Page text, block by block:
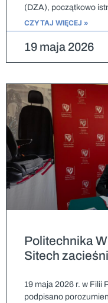
(DZA), początkowo
CZYTAJ WIĘCEJ »
19 maja 2026
Politechnika
Sitech
19 maja 2026 r. w Filii
podpisano